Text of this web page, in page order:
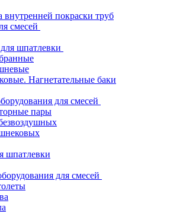
внутренней покраски труб
смесей
шпатлевки
Нагнетательные баки
для смесей
пары
шпатлевки
для смесей